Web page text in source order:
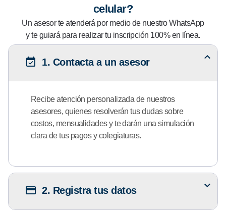
celular?
Un asesor te atenderá por medio de nuestro WhatsApp
y te guiará para realizar tu inscripción 100% en línea.
1. Contacta a un asesor
Recibe atención personalizada de nuestros
asesores, quienes resolverán tus dudas sobre
costos, mensualidades y te darán una simulación
clara de tus pagos y colegiaturas.
2. Registra tus datos